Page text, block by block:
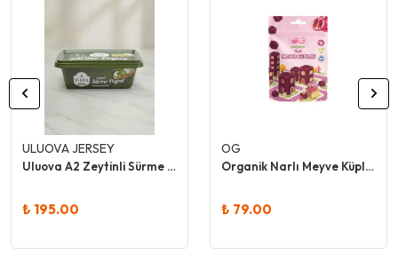
ULUOVA JERSEY
Uluova A2 Zeytinli Sürme Peynir
₺ 195.00
OG
Organik Narlı Meyve Küpleri 30 Gr
₺ 79.00